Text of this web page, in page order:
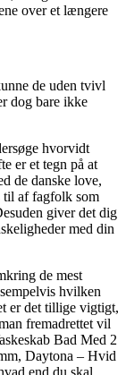
over et længere
de uden tvivl
dog bare ikke
hvorvidt
er et tegn på at
de danske love,
til af fagfolk som
giver det dig
med din
de mest
hvilken
er det tillige vigtigt,
fremadrettet vil
Bad Med 2
Daytona – Hvid
end du skal